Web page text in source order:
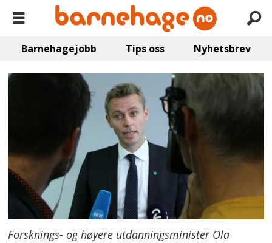
Barnehagejobb Tips oss Nyhetsbrev
Forsknings- og høyere utdanningsminister Ola